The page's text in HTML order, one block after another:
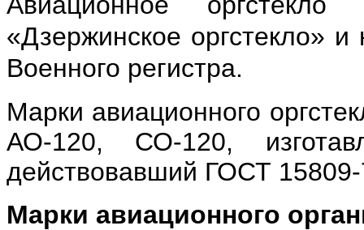
«Дзержинское оргстекло»
Военного регистра.
Марки авиационного
АО-120, СО-120,
действовавший ГОСТ
Марки авиационного